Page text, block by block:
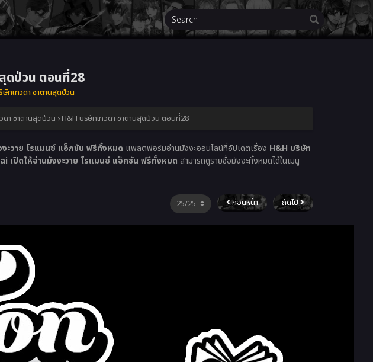
ดป่วน ตอนที่28
ทเทวดา ซาตานสุดป่วน
ดา ซาตานสุดป่วน › H&H บริษัทเทวดา ซาตานสุดป่วน ตอนที่28
ะวาย โรแมนซ์ แอ็กชัน ฟรีทั้งหมด แพลตฟอร์มอ่านมังงะออนไลน์ที่อัปเดตเรื่อง H&H บริษัท
เปิดให้อ่านมังงะวาย โรแมนซ์ แอ็กชัน ฟรีทั้งหมด สามารถดูรายชื่อมังงะทั้งหมดได้ในเมนู
ก่อนหน้า ถัดไป